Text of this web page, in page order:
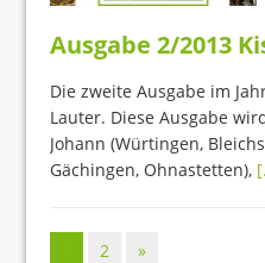
Ausgabe 2/2013
Die zweite Ausgabe im
Lauter. Diese Ausgabe
Johann (Würtingen,
Gächingen, Ohnastetten),
2 »